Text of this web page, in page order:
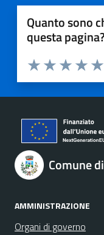
Quanto sono
questa pagina?
Valuta
Valuta 3
Valuta 2 stelle
Valuta 1 stelle su 5
Comune
AMMINISTRAZIONE
Organi di governo